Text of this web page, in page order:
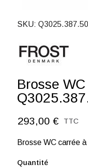
SKU Q3025.387.50
Brosse
293,00 € TTC
Brosse WC carrée
Quantité